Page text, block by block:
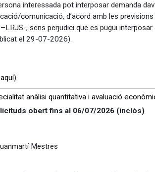
interessada pot interposar demanda
comunicació, d’acord amb les
, sens perjudici que es pugui
el 29-07-2026).
)
anàlisi quantitativa i avaluació
obert fins al 06/07/2026 (inclòs)
Mestres